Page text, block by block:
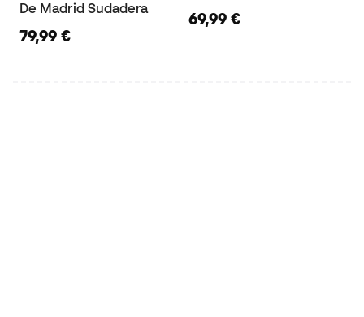
De Madrid Sudadera
79,99 €
69,99 €